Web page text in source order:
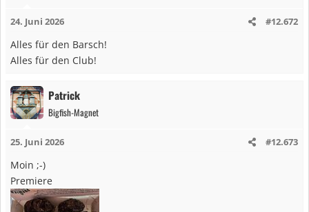
24. Juni 2026 #12.672
Alles für den Barsch!
Alles für den Club!
Patrick
Bigfish-Magnet
25. Juni 2026 #12.673
Moin ;-)
Premiere